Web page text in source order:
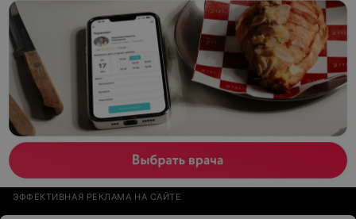
объем информация на online курсах
ЭФФЕКТИВНАЯ РЕКЛАМА НА САЙТЕ